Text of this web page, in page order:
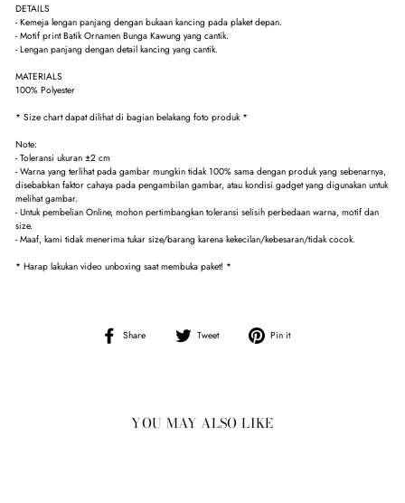
DETAILS
- Kemeja lengan panjang dengan bukaan kancing pada plaket depan.
- Motif print Batik Ornamen Bunga Kawung yang cantik.
- Lengan panjang dengan detail kancing yang cantik.
MATERIALS
100% Polyester
* Size chart dapat dilihat di bagian belakang foto produk *
Note:
- Toleransi ukuran ±2 cm
- Warna yang terlihat pada gambar mungkin tidak 100% sama dengan produk yang sebenarnya,
disebabkan faktor cahaya pada pengambilan gambar, atau kondisi gadget yang digunakan untuk
melihat gambar.
- Untuk pembelian Online, mohon pertimbangkan toleransi selisih perbedaan warna, motif dan
size.
- Maaf, kami tidak menerima tukar size/barang karena kekecilan/kebesaran/tidak cocok.
* Harap lakukan video unboxing saat membuka paket! *
Share
Share
Tweet
Tweet
Pin it
YOU MAY ALSO LIKE